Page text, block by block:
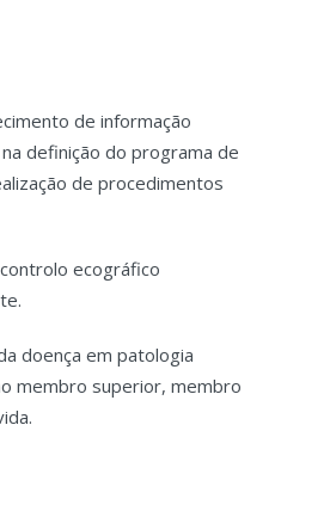
de informação
definição do programa de
de procedimentos
ecográfico
doença em patologia
membro superior, membro